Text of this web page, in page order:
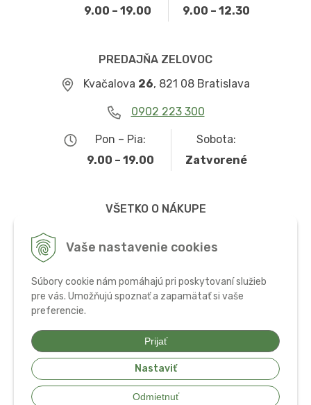
Vaše nastavenie cookies
Súbory cookie nám pomáhajú pri poskytovaní služieb
pre vás. Umožňujú spoznať a zapamätať si vaše
preferencie.
Prijať
Nastaviť
Odmietnuť
9.00 – 19.00
9.00 – 12.30
PREDAJŇA ZELOVOC
Kvačalova 26, 821 08 Bratislava
0902 223 300
Pon – Pia:
9.00 – 19.00
Sobota:
Zatvorené
VŠETKO O NÁKUPE
Ochrana osobných údajov
© 2026 Bio potraviny, zdravá výživa a doplnky • tvorba eshopu cez